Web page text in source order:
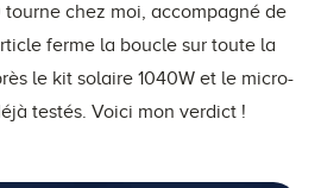
tourne chez moi, accompagné de
ferme la boucle sur toute la
le kit solaire 1040W et le micro-
testés. Voici mon verdict !